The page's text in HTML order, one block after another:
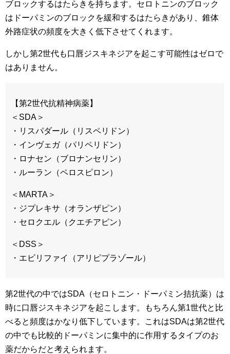
ブロックするはたらきを持ちます。セロトニンのブロック
はドーパミンのブロックを緩和するはたらきがあり、錐体
外路症状の頻度を大きく低下させてくれます。
しかし第2世代も口唇ジスキネジアを起こす可能性はゼロで
はありません。
【第2世代抗精神病薬】
＜SDA＞
・リスパダール（リスペリドン）
・インヴェガ（パリペリドン）
・ロナセン（ブロナンセリン）
・ルーラン（ペロスピロン）
＜MARTA＞
・ジプレキサ（オランザピン）
・セロクエル（クエチアピン）
＜DSS＞
・エビリファイ（アリピプラゾール）
第2世代の中ではSDA（セロトニン・ドーパミン拮抗薬）は
時に口唇ジスキネジアを起こします。もちろん第1世代と比
べると頻度はかなり低下しています。これはSDAは第2世代
の中でも比較的ドーパミンに集中的に作用するタイプのお
薬だからだと考えられます。